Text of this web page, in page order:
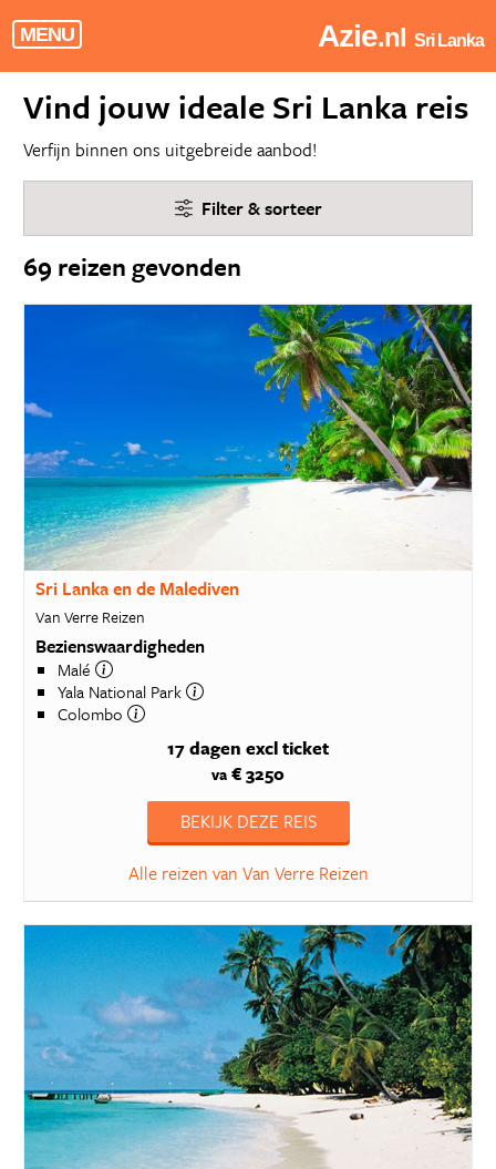
MENU Azie.nl Sri Lanka
Vind jouw ideale Sri Lanka reis
Verfijn binnen ons uitgebreide aanbod!
Filter & sorteer
69 reizen gevonden
Sri Lanka en de Malediven
Van Verre Reizen
Bezienswaardigheden
Malé
Yala National Park
Colombo
17 dagen excl ticket
va € 3250
BEKIJK DEZE REIS
Alle reizen van Van Verre Reizen